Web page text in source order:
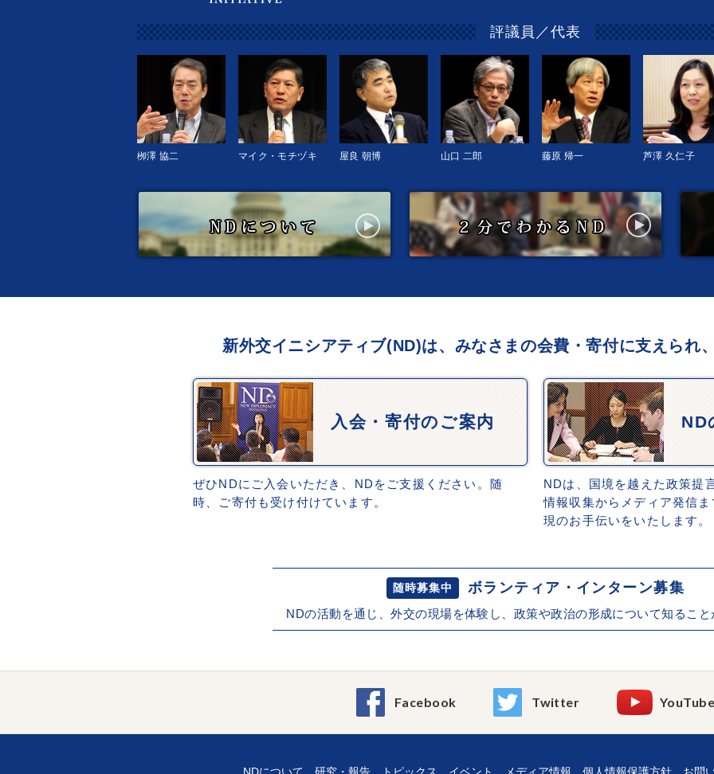
評議員／代表
栁澤 協二 マイク・モチヅキ 屋良 朝博 山口 二郎 藤原 帰一 芦澤 久仁子
新外交イニシアティブ(ND)は、みなさまの会費・寄付に支えられ
入会・寄付のご案内
ぜひNDにご入会いただき、NDをご支援ください。随
時、ご寄付も受け付けています。
ND
NDは、国境を越えた政策提
情報収集からメディア発信
現のお手伝いをいたします。
随時募集中 ボランティア・インターン募集
NDの活動を通じ、外交の現場を体験し、政策や政治の形成について知るこ
Facebook Twitter